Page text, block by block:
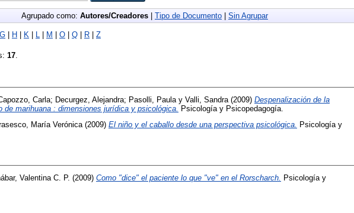
Agrupado como: Autores/Creadores Tipo de Documento Sin Agrupar
G H K M O Q R Z
17
Carla; Decurgez, Alejandra; Pasolli, Paula y Valli, Sandra (2009) Despenalización de la
de marihuana : dimensiones jurídica y psicológica. Psicología y Psicopedagogía.
María Verónica(2009) El niño y el caballo desde una perspectiva psicológica. Psicología y
Valentina C. P. (2009) Como "dice" el paciente lo que "ve" en el Rorscharch. Psicología y